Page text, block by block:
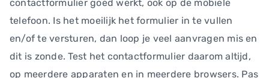
contactformulier goed werkt, ook op de mobiele
telefoon. Is het moeilijk het formulier in te vullen
en/of te versturen, dan loop je veel aanvragen mis en
dit is zonde. Test het contactformulier daarom altijd,
op meerdere apparaten en in meerdere browsers. Pas